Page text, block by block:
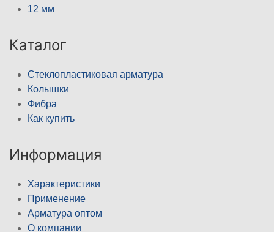
12 мм
Каталог
Стеклопластиковая арматура
Колышки
Фибра
Как купить
Информация
Характеристики
Применение
Арматура оптом
О компании